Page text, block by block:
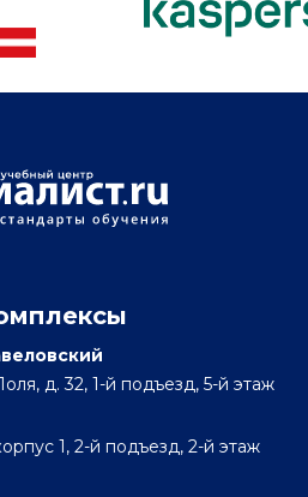
д. 32, 1-й подъезд, 5-й этаж
1, 2-й подъезд, 2-й этаж